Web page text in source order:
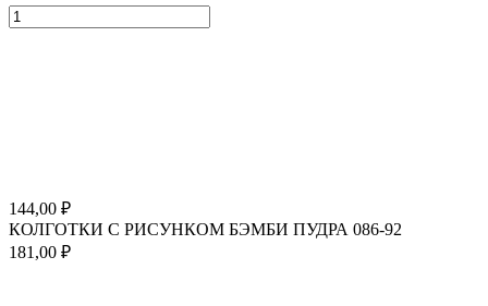
144,00 ₽
КОЛГОТКИ С РИСУНКОМ БЭМБИ ПУДРА 086-92
181,00 ₽